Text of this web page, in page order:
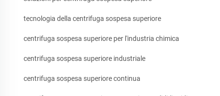
tecnologia della centrifuga sospesa superiore
centrifuga sospesa superiore per l'industria chimica
centrifuga sospesa superiore industriale
centrifuga sospesa superiore continua